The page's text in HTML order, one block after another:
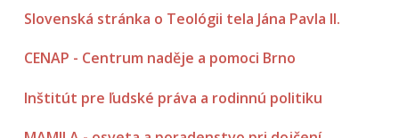
Slovenská stránka o Teológii tela Jána Pavla II.
CENAP - Centrum naděje a pomoci Brno
Inštitút pre ľudské práva a rodinnú politiku